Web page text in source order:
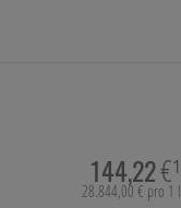
144,22€¹
28.844,00 € pro 1 l